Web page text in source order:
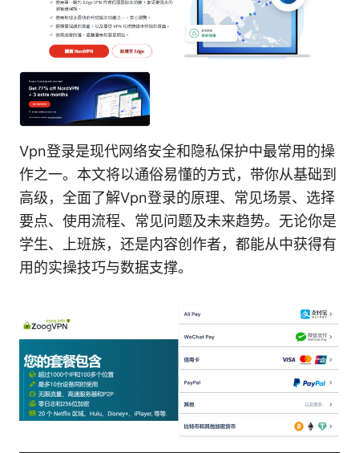
Vpn登录是现代网络安全和隐私保护中最常用的操
作之一。本文将以通俗易懂的方式，带你从基础到
高级，全面了解Vpn登录的原理、常见场景、选择
要点、使用流程、常见问题及未来趋势。无论你是
学生、上班族，还是内容创作者，都能从中获得有
用的实操技巧与数据支撑。